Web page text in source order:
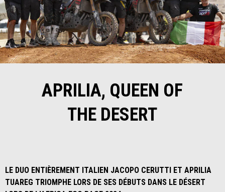
APRILIA, QUEEN OF
THE DESERT
LE DUO ENTIÈREMENT ITALIEN JACOPO CERUTTI ET APRILIA
TUAREG TRIOMPHE LORS DE SES DÉBUTS DANS LE DÉSERT